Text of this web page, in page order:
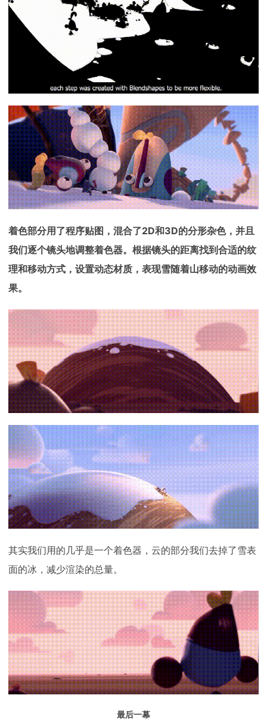
着色部分用了程序贴图，混合了2D和3D的分形杂色，并且
我们逐个镜头地调整着色器。根据镜头的距离找到合适的纹
理和移动方式，设置动态材质，表现雪随着山移动的动画效
果。
其实我们用的几乎是一个着色器，云的部分我们去掉了雪表
面的冰，减少渲染的总量。
最后一幕